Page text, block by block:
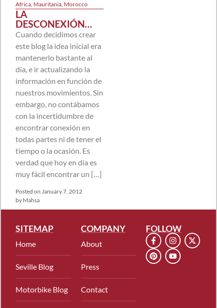
Africa, Mauritania, Morocco
LA
DESCONEXIÓN…
Cuando decidimos crear
este blog la idea inicial era
mantenerlo bastante al
día, e ir actualizando la
información en función de
nuestros movimientos. Sin
embargo, no contábamos
con la incertidumbre de
encontrar conexión en
todas partes ni de tener el
tiempo o la ocasión. Es
verdad que hoy en día es
muy fácil encontrar un […]
Posted on January 7, 2012
by Mahsa
SITEMAP
Home
Seville Blog
Motorbike Blog
COMPANY
About
Press
Contact
FOLLOW